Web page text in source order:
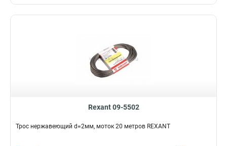
Rexant 09-5502
Трос нержавеющий d=2мм, моток 20 метров REXANT